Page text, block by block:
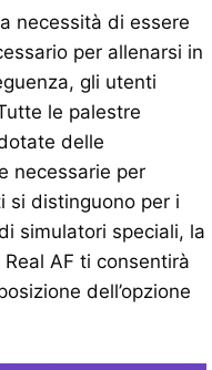
necessità di essere
per allenarsi in
gli utenti
le palestre
delle
necessarie per
si distinguono per i
simulatori speciali, la
AF ti consentirà
dell’opzione